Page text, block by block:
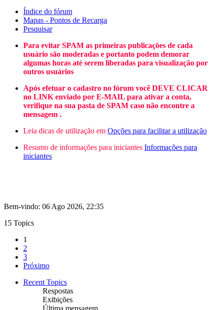
Índice do fórum
Mapas - Pontos de Recarga
Pesquisar
Para evitar SPAM as primeiras publicações de cada
usuário são moderadas e portanto podem demorar
algumas horas até serem liberadas para visualização por
outros usuários
Após efetuar o cadastro no fórum você DEVE CLICAR
no LINK enviado por E-MAIL para ativar a conta,
verifique na sua pasta de SPAM caso não encontre a
mensagem .
Leia dicas de utilização em Opções para facilitar a utilização
Resumo de informações para iniciantes Informações para
iniciantes
Bem-vindo: 06 Ago 2026, 22:35
15 Topics
1
2
3
Próximo
Recent Topics
Respostas
Exibições